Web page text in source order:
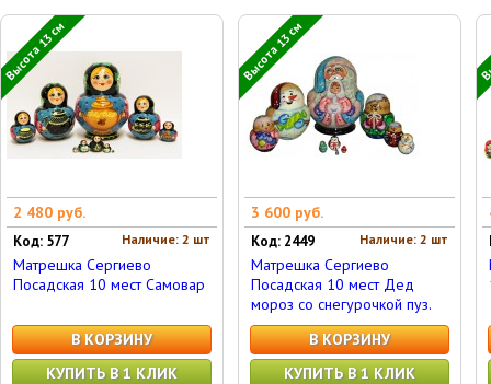
Высота 13 см
2 480 руб.
Наличие: 2 шт
Код: 577
Матрешка Сергиево
Посадская 10 мест Самовар
В КОРЗИНУ
КУПИТЬ В 1 КЛИК
Высота 13 см
3 600 руб.
Наличие: 2 шт
Код: 2449
Матрешка Сергиево
Посадская 10 мест Дед
мороз со снегурочкой пуз.
В КОРЗИНУ
КУПИТЬ В 1 КЛИК